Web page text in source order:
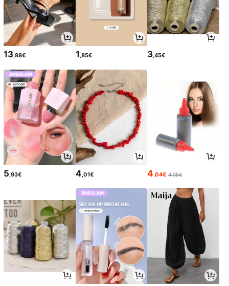
13,88€ 1,85€ 3,45€
5 ,93€ 4 ,01€ 4 ,04€ 4,05€